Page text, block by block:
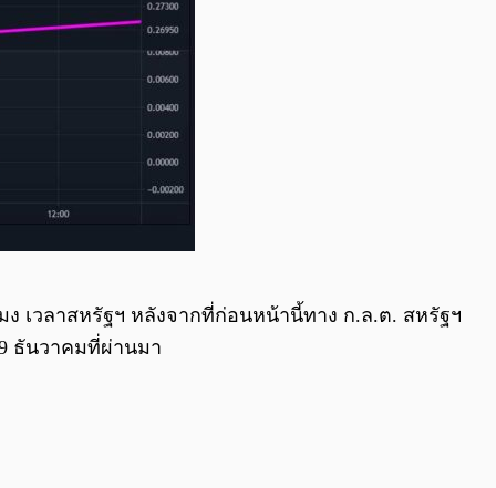
ง เวลาสหรัฐฯ หลังจากที่ก่อนหน้านี้ทาง ก.ล.ต. สหรัฐฯ
ธันวาคมที่ผ่านมา